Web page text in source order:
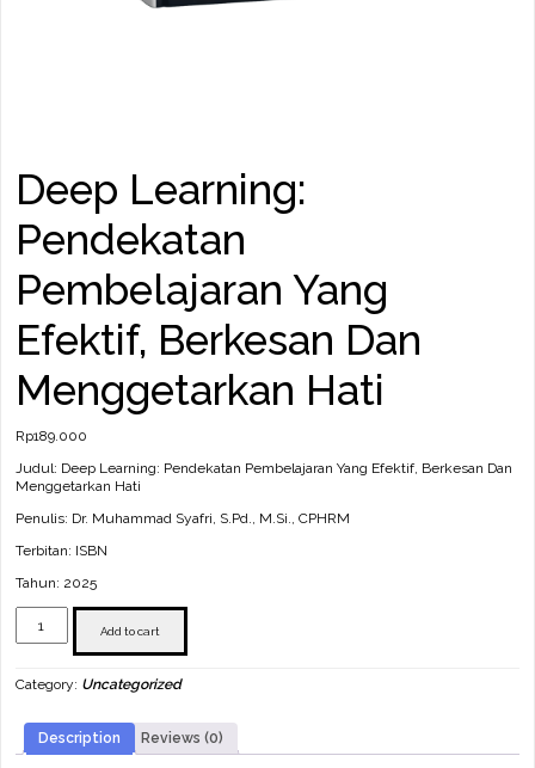
Deep Learning:
Pendekatan
Pembelajaran Yang
Efektif, Berkesan Dan
Menggetarkan Hati
Rp189.000
Judul: Deep Learning: Pendekatan Pembelajaran Yang Efektif, Berkesan Dan
Menggetarkan Hati
Penulis: Dr. Muhammad Syafri, S.Pd., M.Si., CPHRM
Terbitan: ISBN
Tahun: 2025
Learning:
Pendekatan
Yang
Berkesan
Dan
Menggetarkan
Add to cart
Category: Uncategorized
Description Reviews (0)